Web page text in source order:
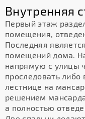
Внутренняя
Первый этаж
помещения,
Последняя
помещений дома.
напрямую с улицы
проследовать либо
лестнице на
решением
а полностью